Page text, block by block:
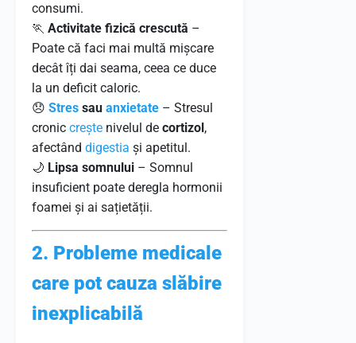
consumi.
🏃 Activitate fizică crescută –
Poate că faci mai multă mișcare
decât îți dai seama, ceea ce duce
la un deficit caloric.
😞 Stres sau anxietate – Stresul
cronic crește nivelul de cortizol,
afectând digestia și apetitul.
🌙 Lipsa somnului – Somnul
insuficient poate deregla hormonii
foamei și ai sațietății.
2. Probleme medicale
care pot cauza slăbire
inexplicabilă